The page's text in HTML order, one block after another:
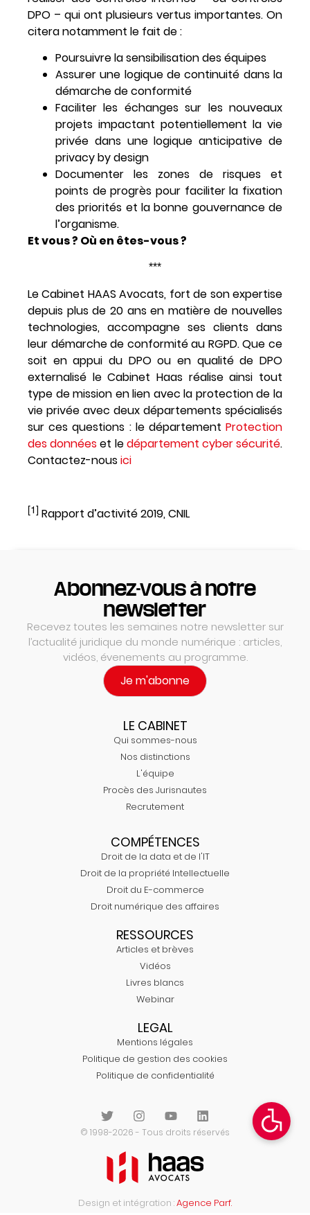
DPO – qui ont plusieurs vertus importantes. On
citera notamment le fait de :
Poursuivre la sensibilisation des équipes
Assurer une logique de continuité dans la
démarche de conformité
Faciliter les échanges sur les nouveaux
projets impactant potentiellement la vie
privée dans une logique anticipative de
privacy by design
Documenter les zones de risques et
points de progrès pour faciliter la fixation
des priorités et la bonne gouvernance de
l’organisme.
Et vous ? Où en êtes-vous ?
***
Le Cabinet HAAS Avocats, fort de son expertise
depuis plus de 20 ans en matière de nouvelles
technologies, accompagne ses clients dans
leur démarche de conformité au RGPD. Que ce
soit en appui du DPO ou en qualité de DPO
externalisé le Cabinet Haas réalise ainsi tout
type de mission en lien avec la protection de la
vie privée avec deux départements spécialisés
sur ces questions : le département Protection
des donnéeset ledépartement cyber sécurité.
Contactez-nousici
[1] Rapport d’activité 2019, CNIL
Abonnez-vous à notre
newsletter
Recevez toutes les semaines notre newsletter sur
l’actualité juridique du monde numérique : articles,
vidéos, évenements au programme.
Je m'abonne
LE CABINET
Qui sommes-nous
Nos distinctions
L'équipe
Procès des Jurisnautes
Recrutement
COMPÉTENCES
Droit de la data et de l'IT
Droit de la propriété Intellectuelle
Droit du E-commerce
Droit numérique des affaires
RESSOURCES
Articles et brèves
Vidéos
Livres blancs
Webinar
LEGAL
Mentions légales
Politique de gestion des cookies
Politique de confidentialité
© 1998-2026 - Tous droits réservés
Design et intégration :Agence Parf.